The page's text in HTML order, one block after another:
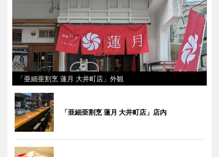
「亜細亜割烹 蓮月 大井町店」外観
「亜細亜割烹 蓮月 大井町店」店内